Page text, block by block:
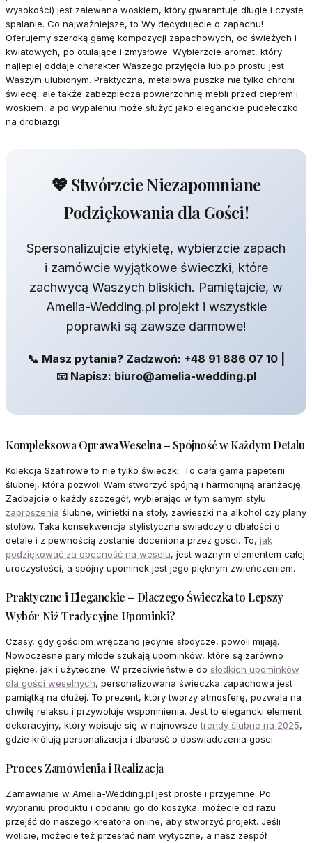
wysokości) jest zalewana woskiem, który gwarantuje długie i czyste
spalanie. Co najważniejsze, to Wy decydujecie o zapachu!
Oferujemy szeroką gamę kompozycji zapachowych, od świeżych i
kwiatowych, po otulające i zmysłowe. Wybierzcie aromat, który
najlepiej oddaje charakter Waszego przyjęcia lub po prostu jest
Waszym ulubionym. Praktyczna, metalowa puszka nie tylko chroni
świecę, ale także zabezpiecza powierzchnię mebli przed ciepłem i
woskiem, a po wypaleniu może służyć jako eleganckie pudełeczko
na drobiazgi.
💖 Stwórzcie Niezapomniane
Podziękowania dla Gości!
Spersonalizujcie etykietę, wybierzcie zapach
i zamówcie wyjątkowe świeczki, które
zachwycą Waszych bliskich. Pamiętajcie, w
Amelia-Wedding.pl projekt i wszystkie
poprawki są zawsze darmowe!
📞 Masz pytania? Zadzwoń: +48 91 886 07 10 |
📧 Napisz: biuro@amelia-wedding.pl
Kompleksowa Oprawa Weselna – Spójność w Każdym Detalu
Kolekcja Szafirowe to nie tylko świeczki. To cała gama papeterii
ślubnej, która pozwoli Wam stworzyć spójną i harmonijną aranżację.
Zadbajcie o każdy szczegół, wybierając w tym samym stylu
zaproszenia ślubne, winietki na stoły, zawieszki na alkohol czy plany
stołów. Taka konsekwencja stylistyczna świadczy o dbałości o
detale i z pewnością zostanie doceniona przez gości. To, jak
podziękować za obecność na weselu, jest ważnym elementem całej
uroczystości, a spójny upominek jest jego pięknym zwieńczeniem.
Praktyczne i Eleganckie – Dlaczego Świeczka to Lepszy
Wybór Niż Tradycyjne Upominki?
Czasy, gdy gościom wręczano jedynie słodycze, powoli mijają.
Nowoczesne pary młode szukają upominków, które są zarówno
piękne, jak i użyteczne. W przeciwieństwie do słodkich upominków
dla gości weselnych, personalizowana świeczka zapachowa jest
pamiątką na dłużej. To prezent, który tworzy atmosferę, pozwala na
chwilę relaksu i przywołuje wspomnienia. Jest to elegancki element
dekoracyjny, który wpisuje się w najnowszetrendy ślubne na 2025,
gdzie królują personalizacja i dbałość o doświadczenia gości.
Proces Zamówienia i Realizacja
Zamawianie w Amelia-Wedding.pl jest proste i przyjemne. Po
wybraniu produktu i dodaniu go do koszyka, możecie od razu
przejść do naszego kreatora online, aby stworzyć projekt. Jeśli
wolicie, możecie też przesłać nam wytyczne, a nasz zespół